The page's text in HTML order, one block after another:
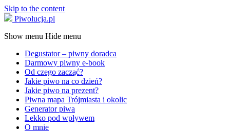
Skip to the content
Piwolucja.pl
Show menu Hide menu
Degustator – piwny doradca
Darmowy piwny e-book
Od czego zacząć?
Jakie piwo na co dzień?
Jakie piwo na prezent?
Piwna mapa Trójmiasta i okolic
Generator piwa
Lekko pod wpływem
O mnie